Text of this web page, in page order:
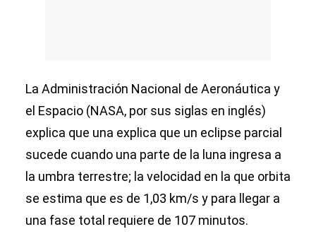
La Administración Nacional de Aeronáutica y
el Espacio (NASA, por sus siglas en inglés)
explica que una explica que un eclipse parcial
sucede cuando una parte de la luna ingresa a
la umbra terrestre; la velocidad en la que orbita
se estima que es de 1,03 km/s y para llegar a
una fase total requiere de 107 minutos.